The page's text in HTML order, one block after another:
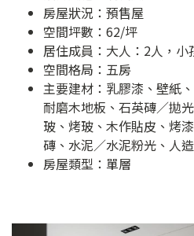
房屋狀況：預售屋
空間坪數：62/坪
居住成員：大人：2人，小
空間格局：五房
主要建材：乳膠漆、壁紙
耐磨木地板、石英磚／拋
玻、烤玻、木作貼皮、烤
磚、水泥／水泥粉光、人
房屋類型：單層